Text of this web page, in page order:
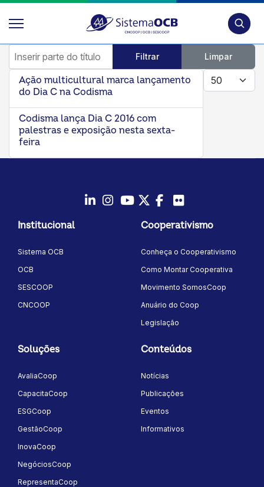
Inserir parte do título
Filtrar Limpar
Mostrar #
Ação multicultural marca lançamento
do Dia C na Codisma
Codisma lança Dia C 2016 com
palestras e exposição nesta sexta-
feira
Instagram
YoutubeTwitter/X
Facebook
Institucional
Sistema OCB
OCB
SESCOOP
CNCOOP
Cooperativismo
Conheça o Cooperativismo
Como Montar Cooperativa
Movimento SomosCoop
Anuário do Coop
Legislação
Soluções
AvaliaCoop
CapacitaCoop
ESGCoop
GestãoCoop
InovaCoop
NegóciosCoop
RepresentaCoop
Conteúdos
Notícias
Publicações
Eventos
Informativos